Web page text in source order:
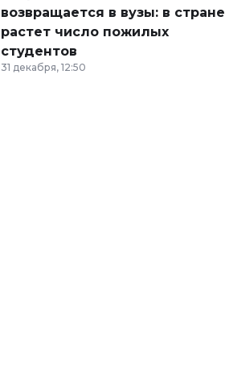
возвращается в вузы: в стране
растет число пожилых
студентов
31 декабря, 12:50